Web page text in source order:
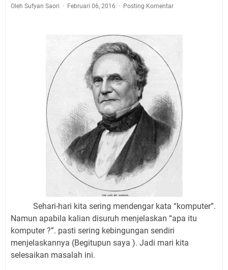
Oleh Sufyan Saori Februari 06, 2016 Posting Komentar
Sehari-hari kita sering mendengar kata “komputer”.
Namun apabila kalian disuruh menjelaskan “apa itu
komputer ?”. pasti sering kebingungan sendiri
menjelaskannya (Begitupun saya ). Jadi mari kita
selesaikan masalah ini.